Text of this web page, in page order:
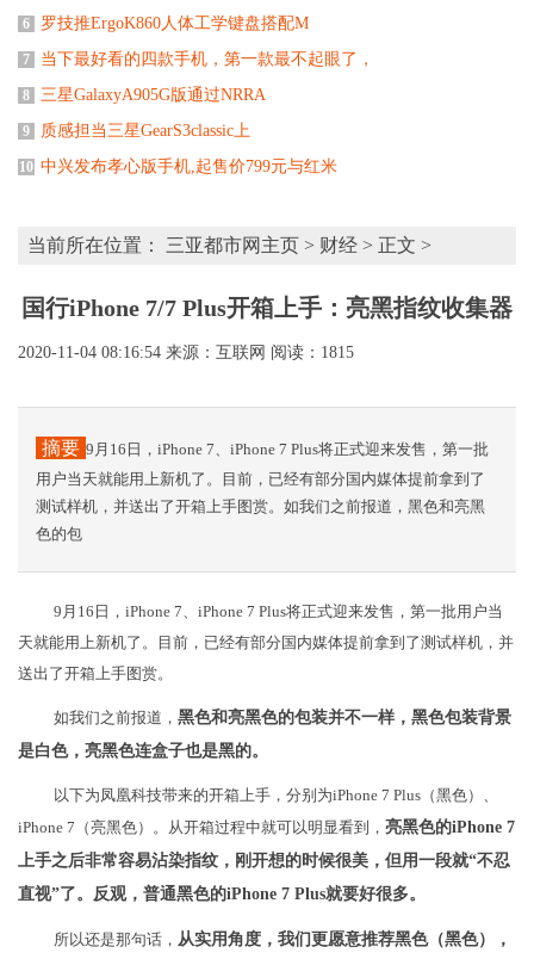
6 罗技推ErgoK860人体工学键盘搭配M
7 当下最好看的四款手机，第一款最不起眼了，
8 三星GalaxyA905G版通过NRRA
9 质感担当三星GearS3classic上
10 中兴发布孝心版手机,起售价799元与红米
当前所在位置： 三亚都市网主页 > 财经 > 正文 >
国行iPhone 7/7 Plus开箱上手：亮黑指纹收集器
2020-11-04 08:16:54 来源：互联网 阅读：1815
摘要 9月16日，iPhone 7、iPhone 7 Plus将正式迎来发售，第一批
用户当天就能用上新机了。目前，已经有部分国内媒体提前拿到了
测试样机，并送出了开箱上手图赏。如我们之前报道，黑色和亮黑
色的包
9月16日，iPhone 7、iPhone 7 Plus将正式迎来发售，第一批用户当
天就能用上新机了。目前，已经有部分国内媒体提前拿到了测试样机，并
送出了开箱上手图赏。
如我们之前报道， 黑色和亮黑色的包装并不一样，黑色包装背景
是白色，亮黑色连盒子也是黑的。
以下为凤凰科技带来的开箱上手，分别为iPhone 7 Plus（黑色）、
iPhone 7（亮黑色）。从开箱过程中就可以明显看到， 亮黑色的iPhone 7
上手之后非常容易沾染指纹，刚开想的时候很美，但用一段就“不忍
直视”了。反观，普通黑色的iPhone 7 Plus就要好很多。
所以还是那句话， 从实用角度，我们更愿意推荐黑色（黑色），